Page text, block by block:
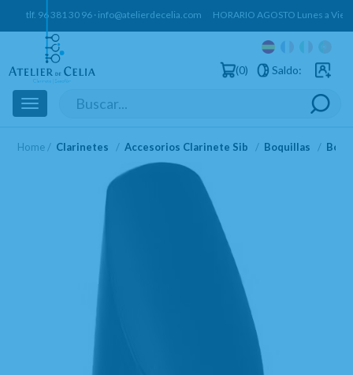
tlf. 96 381 30 96 · info@atelierdecelia.com HORARIO AGOSTO Lunes a
0 Saldo:
Toggle
navigation
Home Clarinetes Accesorios Clarinete Sib Boquillas